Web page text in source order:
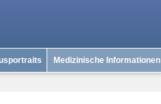
Medizinische Informationen